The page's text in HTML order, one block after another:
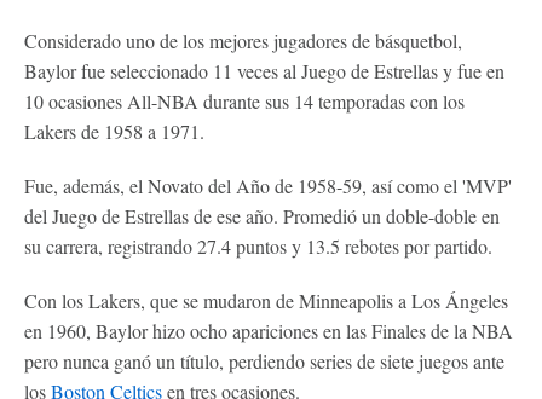
Considerado uno de los mejores jugadores de básquetbol,
Baylor fue seleccionado 11 veces al Juego de Estrellas y fue en
10 ocasiones All-NBA durante sus 14 temporadas con los
Lakers de 1958 a 1971.
Fue, además, el Novato del Año de 1958-59, así como el 'MVP'
del Juego de Estrellas de ese año. Promedió un doble-doble en
su carrera, registrando 27.4 puntos y 13.5 rebotes por partido.
Con los Lakers, que se mudaron de Minneapolis a Los Ángeles
en 1960, Baylor hizo ocho apariciones en las Finales de la NBA
pero nunca ganó un título, perdiendo series de siete juegos ante
losBoston Celticsen tres ocasiones.